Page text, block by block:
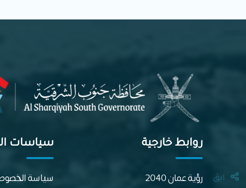
ابق
روابط خارجية
رؤية عمان 2040
سياسات
سياسة